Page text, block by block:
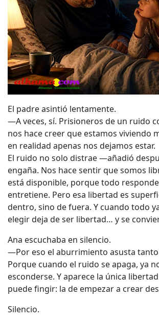
El padre asintió lentamente.
—A veces, sí. Prisioneros de un ruido
nos hace creer que estamos viviendo
en realidad apenas nos dejamos estar.
El ruido no solo distrae —añadió
engaña. Nos hace sentir que somos
está disponible, porque todo
entretiene. Pero esa libertad es
dentro, sino de fuera. Y cuando todo
elegir deja de ser libertad… y se
Ana escuchaba en silencio.
—Por eso el aburrimiento asusta
Porque cuando el ruido se apaga, ya
esconderse. Y aparece la única
puede fingir: la de empezar a crear
Silencio.